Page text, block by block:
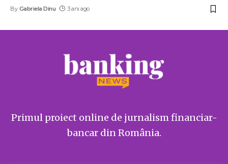
By Gabriela Dinu 3 ani ago
Primul proiect online de jurnalism financiar-
bancar din România.